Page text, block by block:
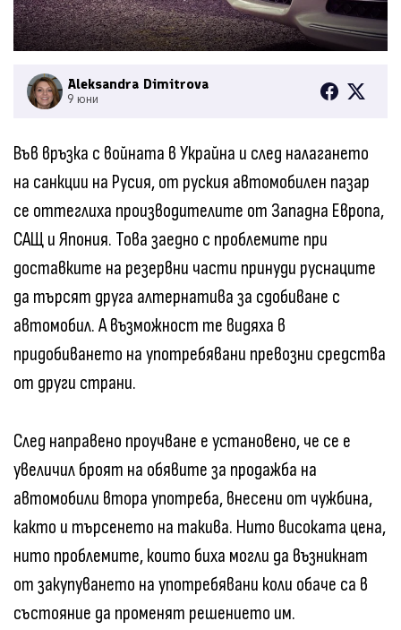
Aleksandra Dimitrova
9 юни
Във връзка с войната в Украйна и след налагането
на санкции на Русия, от руския автомобилен пазар
се оттеглиха производителите от Западна Европа,
САЩ и Япония. Това заедно с проблемите при
доставките на резервни части принуди руснаците
да търсят друга алтернатива за сдобиване с
автомобил. А възможност те видяха в
придобиването на употребявани превозни средства
от други страни.
След направено проучване е установено, че се е
увеличил броят на обявите за продажба на
автомобили втора употреба, внесени от чужбина,
както и търсенето на такива. Нито високата цена,
нито проблемите, които биха могли да възникнат
от закупуването на употребявани коли обаче са в
състояние да променят решението им.